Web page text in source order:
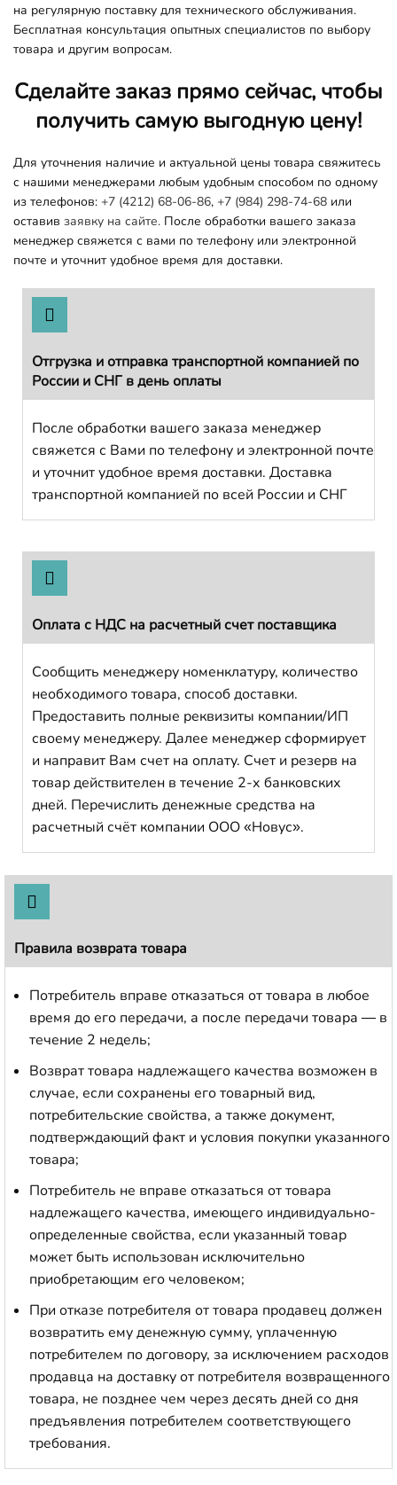
на регулярную поставку для технического обслуживания.
Бесплатная консультация опытных специалистов по выбору
товара и другим вопросам.
Сделайте заказ прямо сейчас, чтобы
получить самую выгодную цену!
Для уточнения наличие и актуальной цены товара свяжитесь
с нашими менеджерами любым удобным способом по одному
из телефонов: +7 (4212) 68-06-86, +7 (984) 298-74-68 или
оставив заявку на сайте. После обработки вашего заказа
менеджер свяжется с вами по телефону или электронной
почте и уточнит удобное время для доставки.
Отгрузка и отправка транспортной компанией по
России и СНГ в день оплаты
После обработки вашего заказа менеджер
свяжется с Вами по телефону и электронной почте
и уточнит удобное время доставки. Доставка
транспортной компанией по всей России и СНГ
Оплата с НДС на расчетный счет поставщика
Сообщить менеджеру номенклатуру, количество
необходимого товара, способ доставки.
Предоставить полные реквизиты компании/ИП
своему менеджеру. Далее менеджер сформирует
и направит Вам счет на оплату. Счет и резерв на
товар действителен в течение 2-х банковских
дней. Перечислить денежные средства на
расчетный счёт компании ООО «Новус».
Правила возврата товара
Потребитель вправе отказаться от товара в любое
время до его передачи, а после передачи товара — в
течение 2 недель;
Возврат товара надлежащего качества возможен в
случае, если сохранены его товарный вид,
потребительские свойства, а также документ,
подтверждающий факт и условия покупки указанного
товара;
Потребитель не вправе отказаться от товара
надлежащего качества, имеющего индивидуально-
определенные свойства, если указанный товар
может быть использован исключительно
приобретающим его человеком;
При отказе потребителя от товара продавец должен
возвратить ему денежную сумму, уплаченную
потребителем по договору, за исключением расходов
продавца на доставку от потребителя возвращенного
товара, не позднее чем через десять дней со дня
предъявления потребителем соответствующего
требования.